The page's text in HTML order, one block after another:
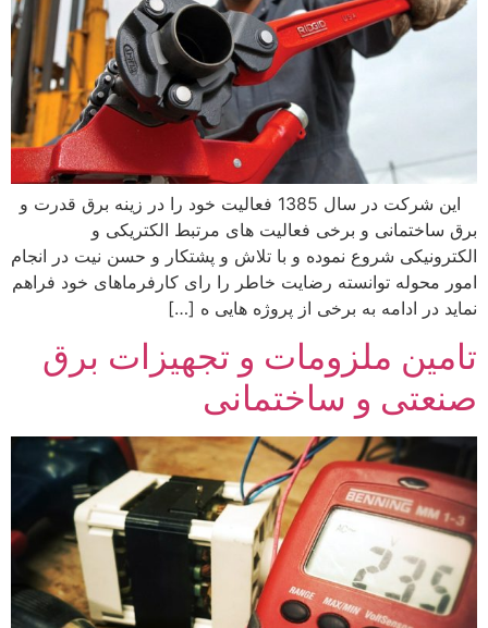
این شرکت در سال 1385 فعالیت خود را در زینه برق قدرت و
ساختمانی و برخی فعالیت های مرتبط الکتریکی و
شروع نموده و با تلاش و پشتکار و حسن نیت در انجام
محوله توانسته رضایت خاطر را رای کارفرماهای خود فراهم
در ادامه به برخی از پروژه هایی ه […]
ملزومات و تجهیزات برق
و ساختمانی